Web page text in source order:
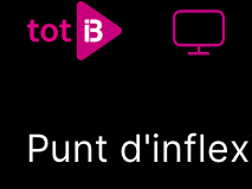
00:00 00:00
Punt